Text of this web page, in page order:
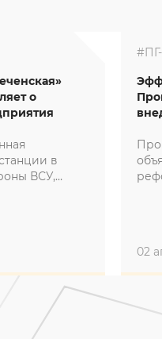
о
в
ВСУ,
02